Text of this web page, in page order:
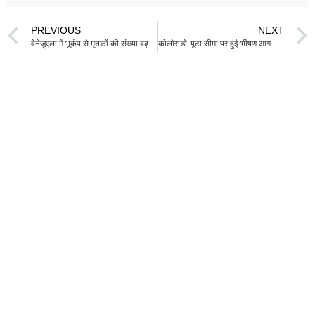
PREVIOUS
वेनेजुएला में भूकंप से मृतकों की संख्या बढ़कर 1,430 हुई
NEXT
कोलोराडो-यूटा सीमा पर हुई भीषण आग में तीन फायरफाइटर्स की मौत, पश्चिम अमेरिका में आग की विभीषिका बढ़ी